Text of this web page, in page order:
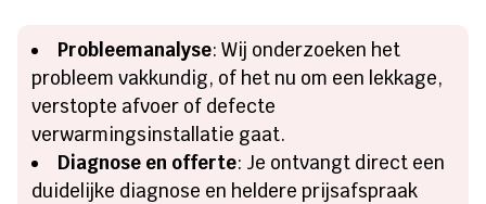
Probleemanalyse: Wij onderzoeken het
probleem vakkundig, of het nu om een lekkage,
verstopte afvoer of defecte
verwarmingsinstallatie gaat.​
Diagnose en offerte: Je ontvangt direct een
duidelijke diagnose en heldere prijsafspraak